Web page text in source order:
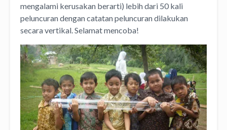
mengalami kerusakan berarti) lebih dari 50 kali
peluncuran dengan catatan peluncuran dilakukan
secara vertikal. Selamat mencoba!